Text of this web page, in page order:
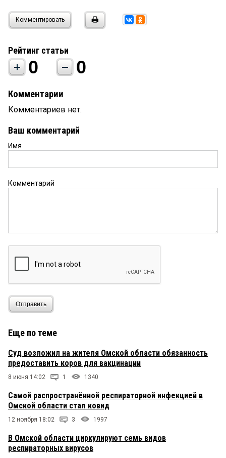
Комментировать
Рейтинг статьи
0 0
Комментарии
Комментариев нет.
Ваш комментарий
Имя
Комментарий
Отправить
Еще по теме
Суд возложил на жителя Омской области обязанность
предоставить коров для вакцинации
8 июня 14:02 1 1340
Самой распространённой респираторной инфекцией в
Омской области стал ковид
12 ноября 18:02 3 1997
В Омской области циркулируют семь видов
респираторных вирусов